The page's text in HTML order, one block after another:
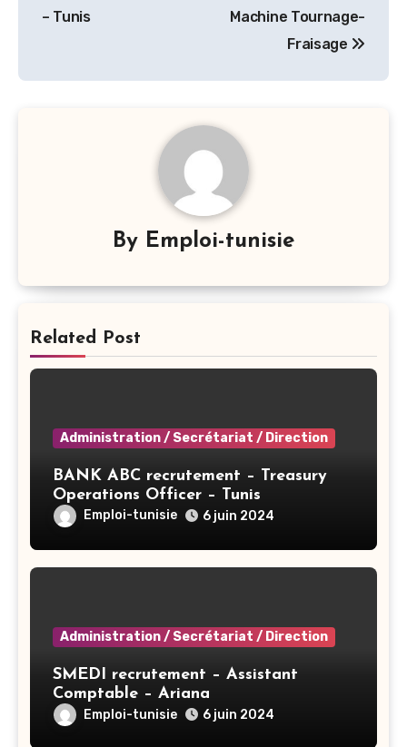
l’article
– Tunis
Machine Tournage-
Fraisage
By Emploi-tunisie
Related Post
Administration / Secrétariat / Direction
BANK ABC recrutement – Treasury
Operations Officer – Tunis
Emploi-tunisie 6 juin 2024
Administration / Secrétariat / Direction
SMEDI recrutement – Assistant
Comptable – Ariana
Emploi-tunisie 6 juin 2024